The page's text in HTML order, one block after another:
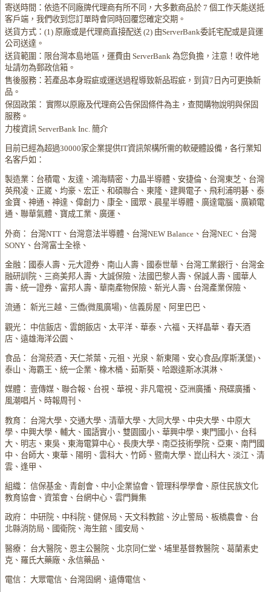
寄送時間：依造不同廠牌代理商有所不同，大多數商品於 7 個工作天能送抵
客戶端，我們收到您訂單時會同時回覆您確定交期。
送貨方式：(1) 原廠或是代理商直接配送 (2) 由ServerBank委託宅配或是貨運
公司送達。
送貨範圍：限台灣本島地區，運費由 ServerBank 為您負擔，注意！收件地
址請勿為郵政信箱。
售後服務：若產品本身瑕疵或運送過程導致新品瑕疵，到貨7日內可更換新
品。
保固政策： 實際以原廠及代理商公告保固條件為主，查閱購物說明與保固
服務。
力梭資訊 ServerBank Inc. 簡介
目前已經為超過30000家企業提供IT資訊架構所需的軟硬體設備，各行業知
名客戶如：
製造業：台積電、友達、鴻海精密、力晶半導體、安捷倫、台灣東芝、台灣
英飛凌、正崴、均豪、宏正、和碩聯合、東隆、建興電子、飛利浦明碁、泰
金寶、神通、神達、偉創力、康全、國眾、晨星半導體、廣達電腦、廣穎電
通、聯華氣體、寶成工業、廣運、
外商： 台灣NTT、台灣意法半導體、台灣NEW Balance、台灣NEC、台灣
SONY、台灣富士全祿、
金融：國泰人壽、元大證券、南山人壽、國泰世華、台灣工業銀行、台灣金
融研訓院、三商美邦人壽、大誠保險、法國巴黎人壽、保誠人壽、國華人
壽、統一證券、富邦人壽、華南產物保險、新光人壽、台灣產業保險、
流通： 新光三越、三僑(微風廣場)、信義房屋、阿里巴巴、
觀光： 中信飯店、雲朗飯店、太平洋、華泰、六福、天祥晶華、春天酒
店、遠雄海洋公園、
食品： 台灣菸酒、天仁茶葉、元祖、光泉、新東陽、安心食品(摩斯漢堡)、
泰山、海霸王、統一企業、橡木桶、茹斯葵、哈跟達斯冰淇淋、
媒體： 壹傳媒、聯合報、台視、華視、非凡電視、亞洲廣播、飛碟廣播、
風潮唱片、時報周刊、
教育： 台灣大學、交通大學、清華大學、大同大學、中央大學、中原大
學、中興大學、輔大、國語實小、雙園國小、華興中學、東門國小、台科
大、明志、東吳、東海電算中心、長庚大學、南亞技術學院、亞東、南門國
中、台師大、東華、陽明、雲科大、竹師、暨南大學、崑山科大、淡江、清
雲、逢甲、
組織： 信保基金、青創會、中小企業協會、管理科學學會、原住民族文化
教育協會、資策會、台網中心、雲門舞集
政府： 中研院、中科院、健保局、天文科教館、汐止警局、板橋農會、台
北縣消防局、國衛院、海生館、國安局、
醫療： 台大醫院、恩主公醫院、北京同仁堂、埔里基督教醫院、葛蘭素史
克、羅氏大藥廠、永信藥品、
電信： 大眾電信、台灣固網、遠傳電信、